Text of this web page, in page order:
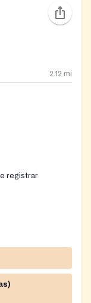
2.12 mi
registrar